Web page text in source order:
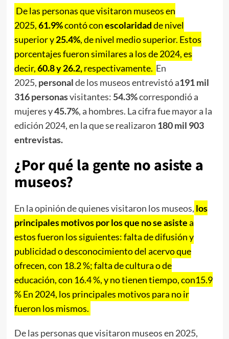
De las personas que visitaron museos en
2025,61.9%contó conescolaridadde nivel
superior y25.4%, de nivel medio superior. Estos
porcentajes fueron similares a los de 2024, es
decir,60.8 y 26.2,respectivamente. En
2025, personalde los museos entrevistó a191 mil
316 personasvisitantes: 54.3%correspondió a
mujeres y45.7%, a hombres. La cifra fue mayor a la
edición 2024, en la que se realizaron 180 mil 903
entrevistas.
¿Por qué la gente no asiste a
museos?
En la opinión de quienes visitaron los museos, los
principales motivos por los que no se asistea
estos fueron los siguientes: falta de difusión y
publicidad o desconocimiento del acervo que
ofrecen, con 18.2 %; falta de cultura o de
educación, con 16.4 %, y no tienen tiempo, con15.9
% En 2024, los principales motivos para no ir
fueron los mismos.
De las personas que visitaron museos en 2025,